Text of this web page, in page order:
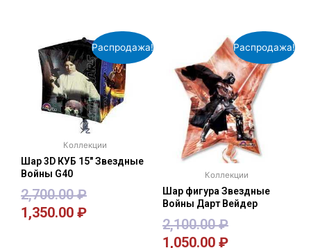
Распродажа!
Коллекции
Шар 3D КУБ 15″ Звездные
Войны G40
2,700.00₽
1,350.00 ₽
Распродажа!
Коллекции
Шар фигура Звездные
Войны Дарт Вейдер
2,100.00₽
1,050.00 ₽